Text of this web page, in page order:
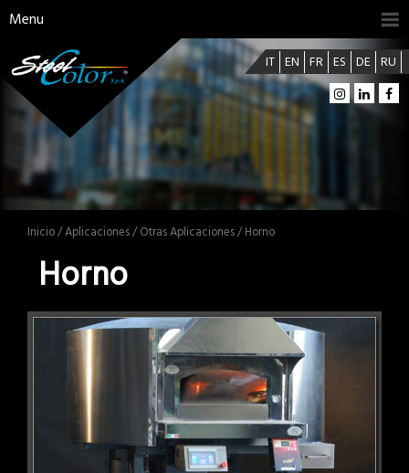
Menu
IT EN FR ES DE RU
Inicio/Aplicaciones/Otras Aplicaciones/ Horno
Horno